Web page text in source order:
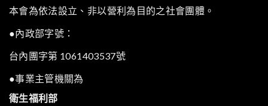
本會為依法設立、非以營利為目的之社會團體。
●內政部字號：
台內團字第 1061403537號
●事業主管機關為
衛生福利部